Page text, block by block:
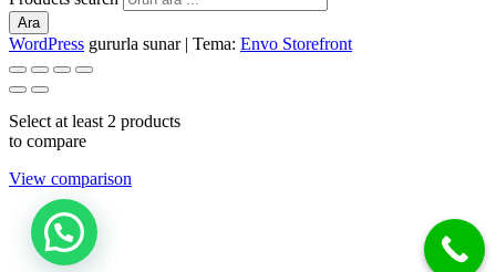
Ara
WordPress gururla sunar | Tema: Envo Storefront
Select at least 2 products
to compare
View comparison